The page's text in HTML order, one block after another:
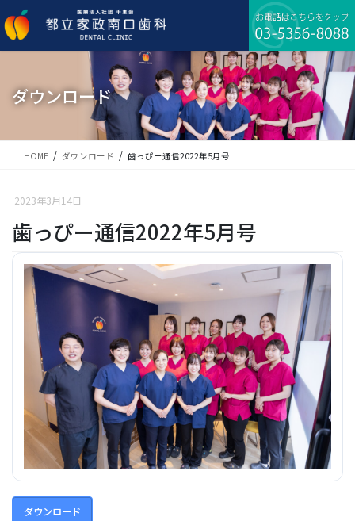
ン
テ
ビ
ゲ
移
ダウンロード
HOME ダウンロード 歯っぴー通信2022年5月号
2023年3月14日
歯っぴー通信2022年5月号
ダウンロード